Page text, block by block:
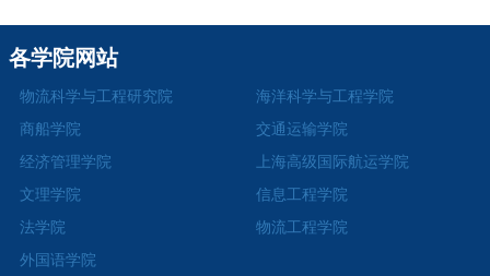
各学院网站
物流科学与工程研究院
海洋科学与工程学院
商船学院
交通运输学院
经济管理学院
上海高级国际航运学院
文理学院
信息工程学院
法学院
物流工程学院
外国语学院